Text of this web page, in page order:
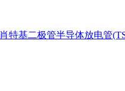
肖特基二极管半导体放电管